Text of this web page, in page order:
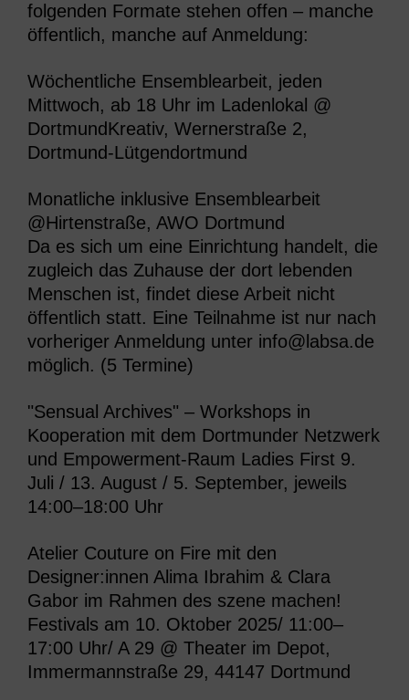
folgenden Formate stehen offen – manche
öffentlich, manche auf Anmeldung:
Wöchentliche Ensemblearbeit, jeden
Mittwoch, ab 18 Uhr im Ladenlokal @
DortmundKreativ, Wernerstraße 2,
Dortmund-Lütgendortmund
Monatliche inklusive Ensemblearbeit
@Hirtenstraße, AWO Dortmund
Da es sich um eine Einrichtung handelt, die
zugleich das Zuhause der dort lebenden
Menschen ist, findet diese Arbeit nicht
öffentlich statt. Eine Teilnahme ist nur nach
vorheriger Anmeldung unter info@labsa.de
möglich. (5 Termine)
"Sensual Archives" – Workshops in
Kooperation mit dem Dortmunder Netzwerk
und Empowerment-Raum Ladies First 9.
Juli / 13. August / 5. September, jeweils
14:00–18:00 Uhr
Atelier Couture on Fire mit den
Designer:innen Alima Ibrahim & Clara
Gabor im Rahmen des szene machen!
Festivals am 10. Oktober 2025/ 11:00–
17:00 Uhr/ A 29 @ Theater im Depot,
Immermannstraße 29, 44147 Dortmund